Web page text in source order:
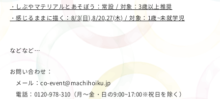
・しぶやマテリアルとあそぼう：常設 / 対象：3歳以上推奨
・感じるままに描く：8/3(日),8/20,27(木) / 対象：1歳~未就学児
などなど…
お問い合わせ：
メール：co-event@machihoiku.jp
電話：0120-978-310（月～金・日の9:00~17:00※祝日を除く）